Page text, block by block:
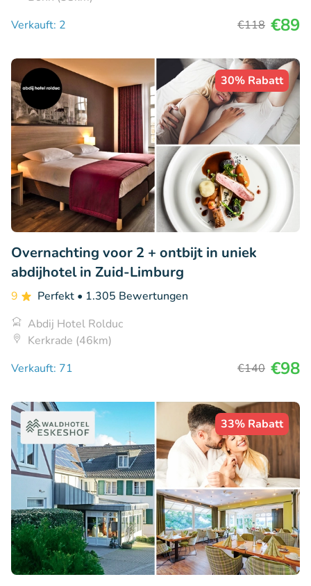
Verkauft: 2
€118 €89
30% Rabatt
Overnachting voor 2 + ontbijt in uniek
abdijhotel in Zuid-Limburg
9 Perfekt • 1.305 Bewertungen
Abdij Hotel Rolduc
Kerkrade (46km)
Verkauft: 71
€140 €98
33% Rabatt